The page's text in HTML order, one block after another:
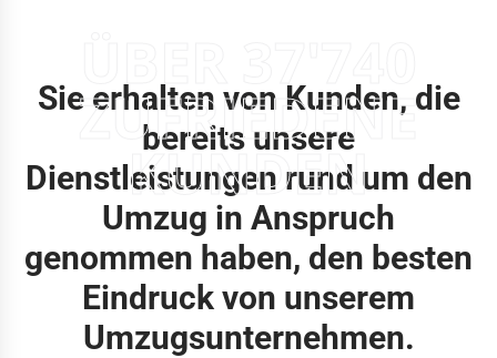
ZUFRIEDENE
KUNDEN
Sie erhalten von Kunden, die
bereits unsere
Dienstleistungen rund um den
Umzug in Anspruch
genommen haben, den besten
Eindruck von unserem
Umzugsunternehmen.